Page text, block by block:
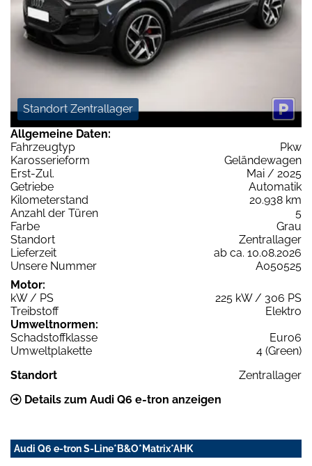
Standort Zentrallager
Allgemeine Daten:
Fahrzeugtyp
Pkw
Karosserieform
Geländewagen
Erst-Zul.
Mai / 2025
Getriebe
Automatik
Kilometerstand
20.938 km
Anzahl der Türen
5
Farbe
Grau
Standort
Zentrallager
Lieferzeit
ab ca. 10.08.2026
Unsere Nummer
A050525
Motor:
kW / PS
225 kW / 306 PS
Treibstoff
Elektro
Umweltnormen:
Schadstoffklasse
Euro6
Umweltplakette
4 (Green)
Standort
Zentrallager
Details zum Audi Q6 e-tron anzeigen
Audi Q6 e-tron S-Line*B&O*Matrix*AHK